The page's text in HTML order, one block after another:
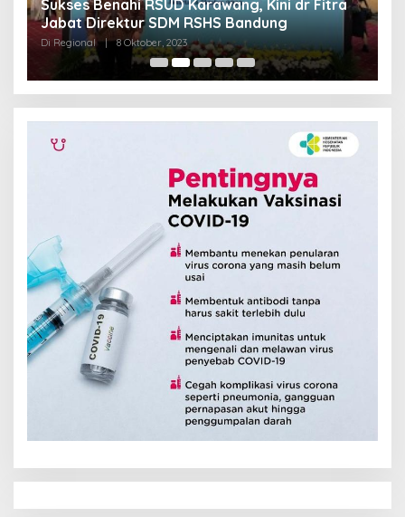
Sukses Benahi RSUD Karawang, Kini dr Fitra
Jabat Direktur SDM RSHS Bandung
Di Regional | 8 Oktober, 2023